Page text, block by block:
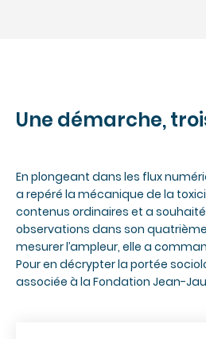
Une démarche,
En plongeant dans les flux
a repéré la mécanique de la
contenus ordinaires et a
observations dans son
mesurer l’ampleur, elle a
Pour en décrypter la portée
associée à la Fondation Jean-